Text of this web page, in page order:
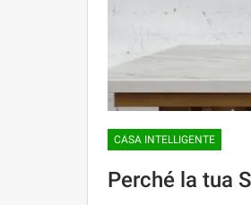
CASA INTELLIGENTE
Perché la tua